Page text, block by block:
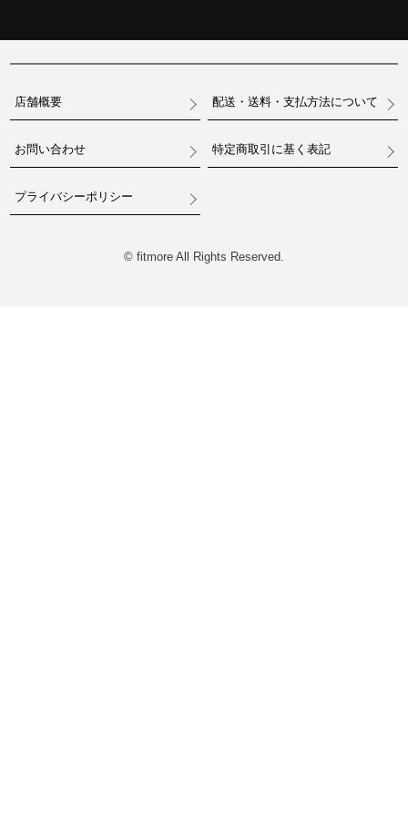
店舗概要 配送・送料・支払方法について
お問い合わせ 特定商取引に基く表記
プライバシーポリシー
© fitmore All Rights Reserved.